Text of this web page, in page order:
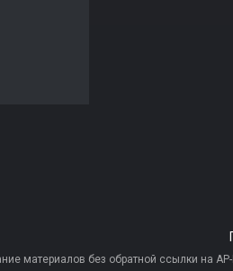
материалов без обратной ссылки на